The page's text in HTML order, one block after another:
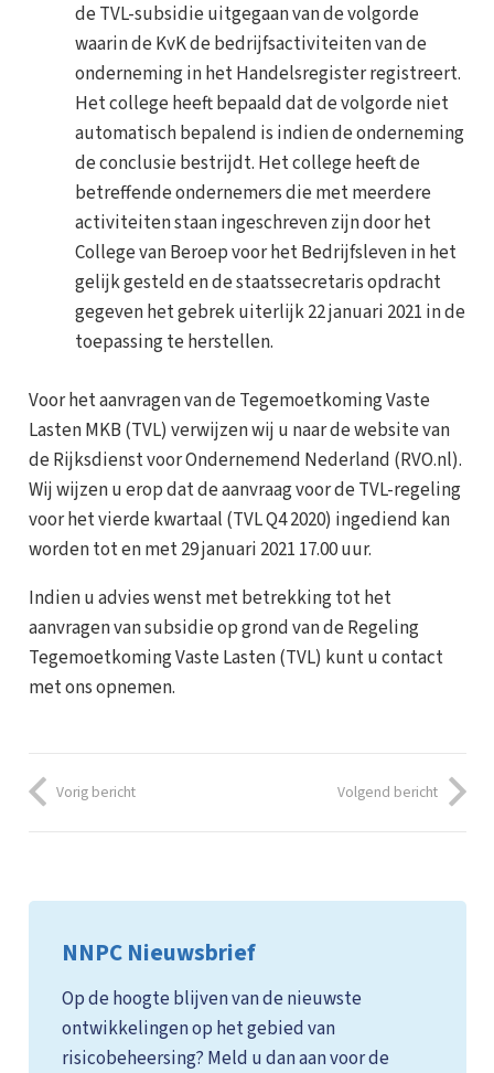
de TVL-subsidie uitgegaan van de volgorde
waarin de KvK de bedrijfsactiviteiten van de
onderneming in het Handelsregister registreert.
Het college heeft bepaald dat de volgorde niet
automatisch bepalend is indien de onderneming
de conclusie bestrijdt. Het college heeft de
betreffende ondernemers die met meerdere
activiteiten staan ingeschreven zijn door het
College van Beroep voor het Bedrijfsleven in het
gelijk gesteld en de staatssecretaris opdracht
gegeven het gebrek uiterlijk 22 januari 2021 in de
toepassing te herstellen.
Voor het aanvragen van de Tegemoetkoming Vaste
Lasten MKB (TVL) verwijzen wij u naar de website van
de Rijksdienst voor Ondernemend Nederland (RVO.nl).
Wij wijzen u erop dat de aanvraag voor de TVL-regeling
voor het vierde kwartaal (TVL Q4 2020) ingediend kan
worden tot en met 29 januari 2021 17.00 uur.
Indien u advies wenst met betrekking tot het
aanvragen van subsidie op grond van de Regeling
Tegemoetkoming Vaste Lasten (TVL) kunt u contact
met ons opnemen.
Vorig bericht Volgend bericht
NNPC Nieuwsbrief
Op de hoogte blijven van de nieuwste
ontwikkelingen op het gebied van
risicobeheersing? Meld u dan aan voor de